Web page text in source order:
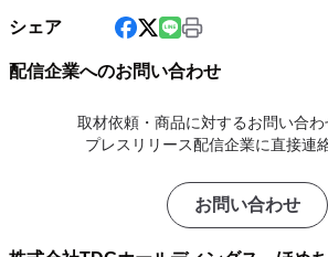
シェア
配信企業へのお問い合わせ
取材依頼・商品に対するお問い合わ
プレスリリース配信企業に直接連
お問い合わせ